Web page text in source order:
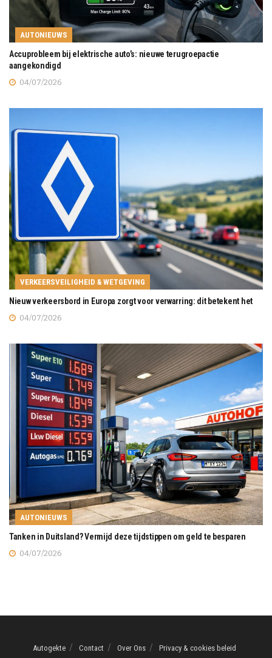
AUTONIEUWS
Accuprobleem bij elektrische auto’s: nieuwe terugroepactie
aangekondigd
04/07/2026
VERKEERSVEILIGHEID & WETGEVING
Nieuw verkeersbord in Europa zorgt voor verwarring: dit betekent het
04/07/2026
AUTONIEUWS
Tanken in Duitsland? Vermijd deze tijdstippen om geld te besparen
04/07/2026
Autogekte Contact Over Ons Privacy & cookies beleid